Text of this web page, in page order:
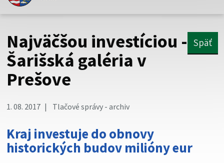
Toto je oficiálna webová stránka Prešovského
Táto stránka je zabezpečená
Buďte pozorní a vždy sa uistite, že zdieľate informácie iba
cez zabezpečenú webovú stránku. Zabezpečená stránka
Najväčšou investíciou -
Šarišská galéria v
Prešove
Späť
1. 08. 2017 Tlačové správy - archiv
Kraj investuje do obnovy
historických budov milióny eur